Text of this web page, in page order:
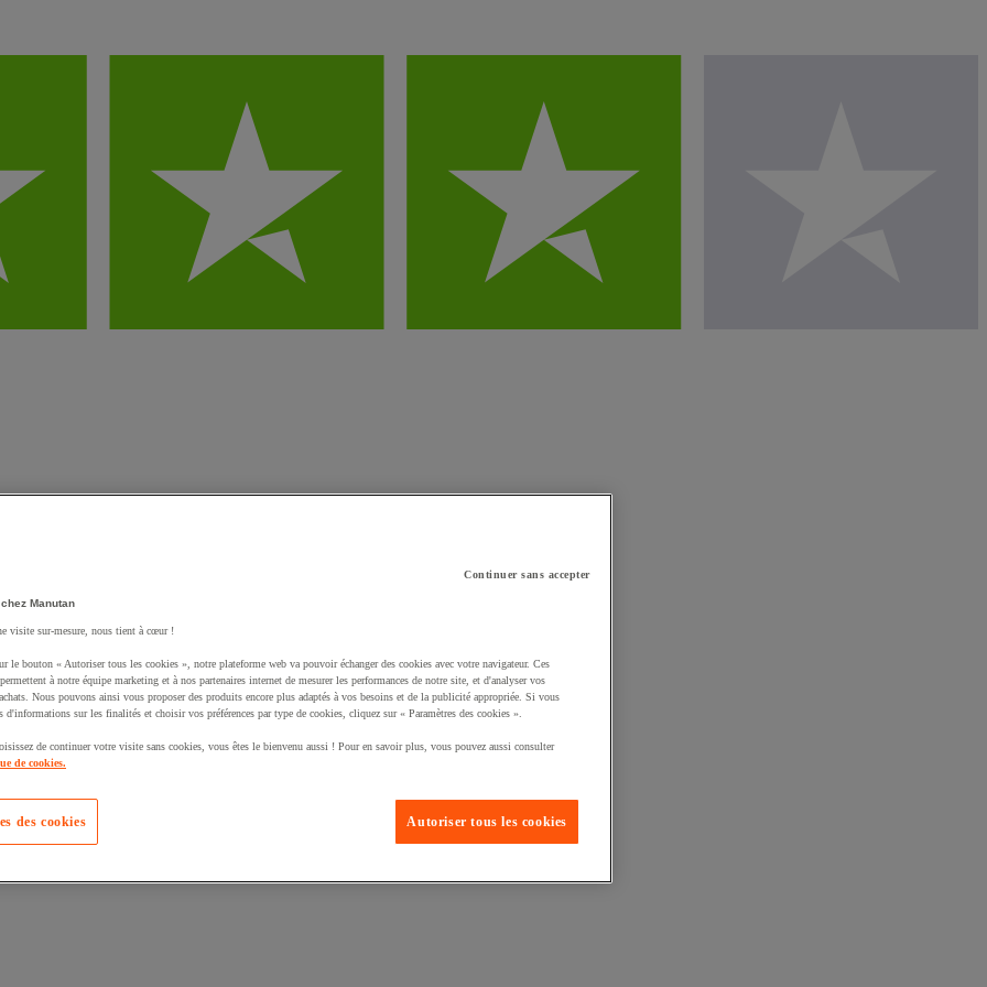
un produit à votre panier :
Continuer sans accepter
Manutan
visite sur-mesure, nous tient à cœur !
le bouton « Autoriser tous les cookies », notre plateforme web va pouvoir échanger des cookies avec votre navigateur. Ces
à notre équipe marketing et à nos partenaires internet de mesurer les performances de notre site, et d'analyser vos
Nous pouvons ainsi vous proposer des produits encore plus adaptés à vos besoins et de la publicité appropriée. Si vous
d'informations sur les finalités et choisir vos préférences par type de cookies, cliquez sur « Paramètres des cookies ».
de continuer votre visite sans cookies, vous êtes le bienvenu aussi ! Pour en savoir plus, vous pouvez aussi consulter
de cookies.
Autoriser tous les cookies
des cookies